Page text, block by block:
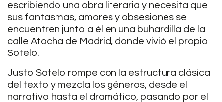
escribiendo una obra literaria y necesita que
sus fantasmas, amores y obsesiones se
encuentren junto a él en una buhardilla de la
calle Atocha de Madrid, donde vivió el propio
Sotelo.
Justo Sotelo rompe con la estructura clásica
del texto y mezcla los géneros, desde el
narrativo hasta el dramático, pasando por el